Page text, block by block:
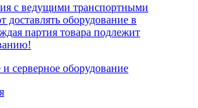
с ведущими транспортными
оборудование в
партия товара подлежит